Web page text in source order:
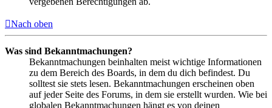
Nach oben
Was sind Bekanntmachungen?
Bekanntmachungen beinhalten meist wichtige Informationen
zu dem Bereich des Boards, in dem du dich befindest. Du
solltest sie stets lesen. Bekanntmachungen erscheinen oben
auf jeder Seite des Forums, in dem sie erstellt wurden. Wie bei
globalen Bekanntmachungen hängt es von deinen